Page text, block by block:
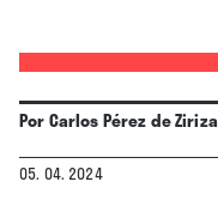
PorCarlos Pérez de Ziriza
05. 04. 2024